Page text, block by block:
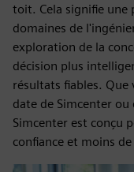
toit. Cela signifie une
domaines de
exploration de la
décision plus
résultats fiables.
date de Simcenter
Simcenter est conçu
confiance et moins